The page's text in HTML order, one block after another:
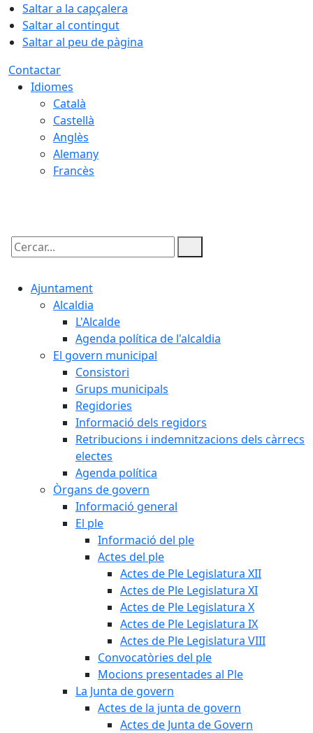
Saltar a la capçalera
Saltar al contingut
Saltar al peu de pàgina
Contactar
Idiomes
Català
Castellà
Anglès
Alemany
Francès
Cercar:
Ajuntament
Alcaldia
L'Alcalde
Agenda política de l'alcaldia
El govern municipal
Consistori
Grups municipals
Regidories
Informació dels regidors
Retribucions i indemnitzacions dels càrrecs
electes
Agenda política
Òrgans de govern
Informació general
El ple
Informació del ple
Actes del ple
Actes de Ple Legislatura XII
Actes de Ple Legislatura XI
Actes de Ple Legislatura X
Actes de Ple Legislatura IX
Actes de Ple Legislatura VIII
Convocatòries del ple
Mocions presentades al Ple
La Junta de govern
Actes de la junta de govern
Actes de Junta de Govern